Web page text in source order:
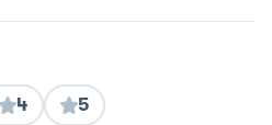
4 5